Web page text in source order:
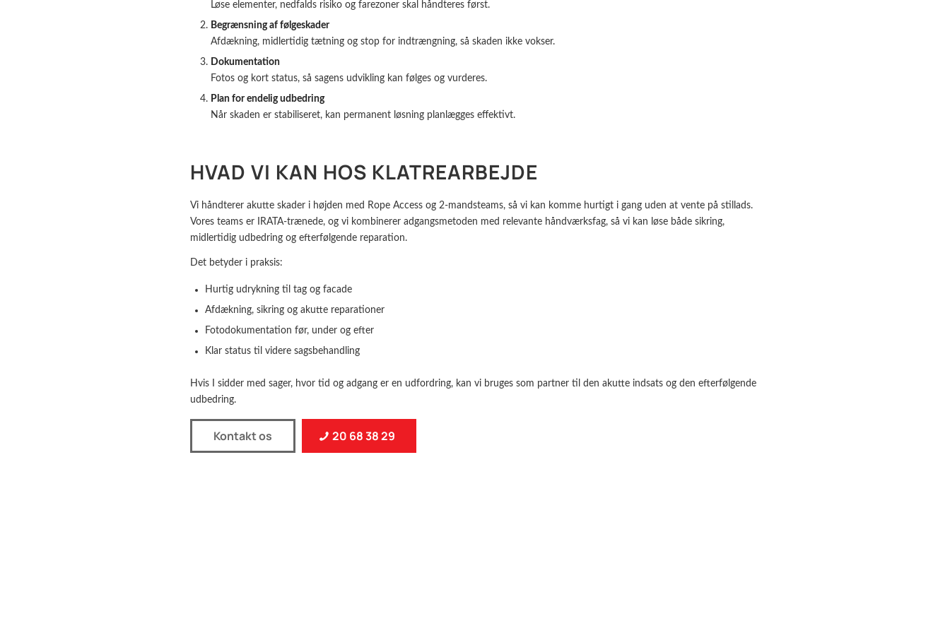
Løse elementer, nedfalds risiko og farezoner skal håndteres først.
Begrænsning af følgeskader
Afdækning, midlertidig tætning og stop for indtrængning, så skaden ikke vokser.
Dokumentation
Fotos og kort status, så sagens udvikling kan følges og vurderes.
Plan for endelig udbedring
Når skaden er stabiliseret, kan permanent løsning planlægges effektivt.
HVAD VI KAN HOS KLATREARBEJDE
Vi håndterer akutte skader i højden med Rope Access og 2-mandsteams, så vi kan komme hurtigt i gang uden at vente på stillads.
Vores teams er IRATA-trænede, og vi kombinerer adgangsmetoden med relevante håndværksfag, så vi kan løse både sikring,
midlertidig udbedring og efterfølgende reparation.
Det betyder i praksis:
Hurtig udrykning til tag og facade
Afdækning, sikring og akutte reparationer
Fotodokumentation før, under og efter
Klar status til videre sagsbehandling
Hvis I sidder med sager, hvor tid og adgang er en udfordring, kan vi bruges som partner til den akutte indsats og den efterfølgende
udbedring.
Kontakt os 20 68 38 29